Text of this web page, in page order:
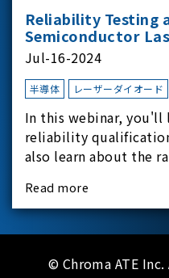
Reliability Testing
Semiconductor
Jul-16-2024
半導体 レーザーダイオード
In this webinar,
reliability
also learn about the
reliability-test-as-a-
Read more
© Chroma ATE Inc.